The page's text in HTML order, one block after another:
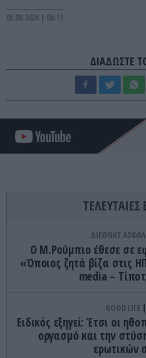
05.08.2026 | 06:11
ΔΙΑΔΩΣΤΕ
ΤΕΛΕΥΤΑΙΕΣ
ΔΙΕΘΝΗΣ
Ο Μ.Ρούμπιο έθεσε σε
«Όποιος ζητά βίζα στις
media –
GOOD LIFE
Ειδικός εξηγεί: Έτσι οι
οργασμό και την
ερωτικών